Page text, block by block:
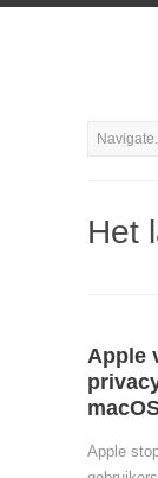
Het
Apple
Apple